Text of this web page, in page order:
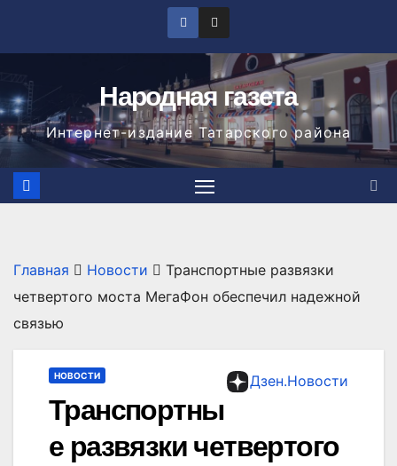
Народная газета
Интернет-издание Татарского района
Главная Новости
Транспортные развязки
четвертого моста МегаФон обеспечил надежной
связью
Дзен.Новости
НОВОСТИ
Транспортны
е развязки четвертого